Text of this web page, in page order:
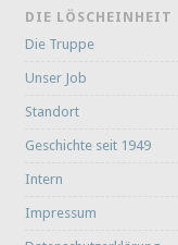
DIE LÖSCHEINHEIT
Die Truppe
Unser Job
Standort
Geschichte seit 1949
Intern
Impressum